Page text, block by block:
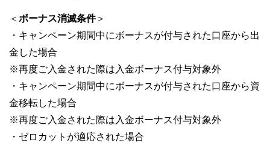
＜ ボーナス消滅条件＞
・キャンペーン期間中にボーナスが付与された口座から出
金した場合
※再度ご入金された際は入金ボーナス付与対象外
・キャンペーン期間中にボーナスが付与された口座から資
金移転した場合
※再度ご入金された際は入金ボーナス付与対象外
・ゼロカットが適応された場合